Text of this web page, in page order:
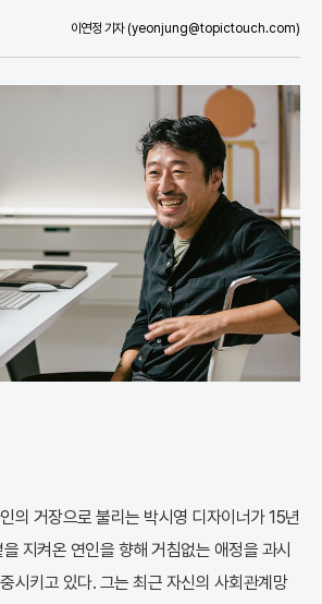
이연정 기자 (yeonjung@topictouch.com)
의 거장으로 불리는 박시영 디자이너가 15년
지켜온 연인을 향해 거침없는 애정을 과시
시키고 있다. 그는 최근 자신의 사회관계망